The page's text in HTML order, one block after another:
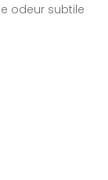
odeur subtile